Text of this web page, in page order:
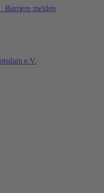
Barriere melden